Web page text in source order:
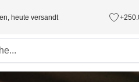
heute versandt